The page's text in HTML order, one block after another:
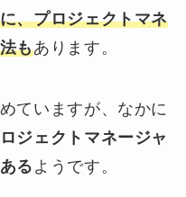
、プロジェクトマネ
もあります。
ていますが、なかに
ジェクトマネージャ
る ようです。